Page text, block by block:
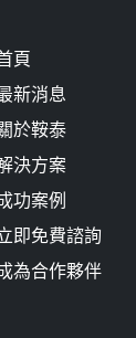
頁
新消息
於鞍泰
決方案
功案例
即免費諮詢
為合作夥伴